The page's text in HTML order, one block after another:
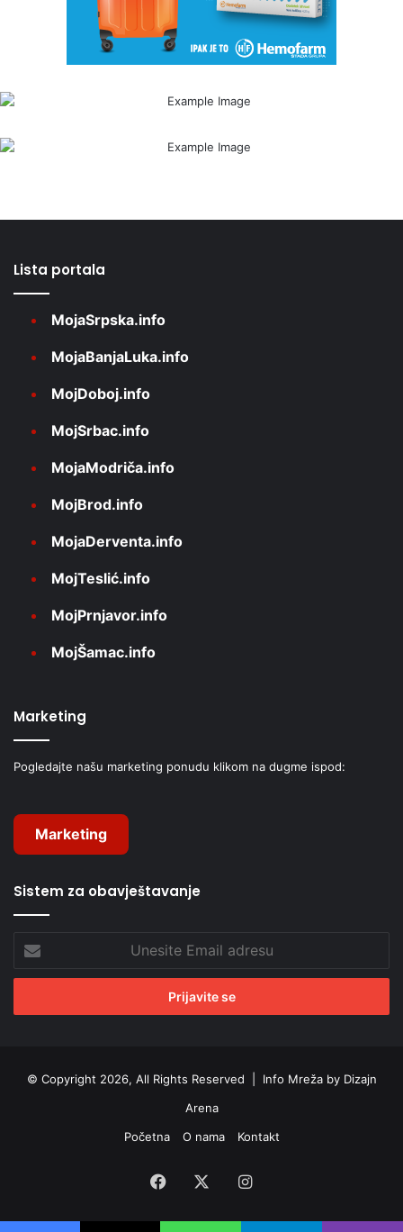
Lista portala
MojaSrpska.info
MojaBanjaLuka.info
MojDoboj.info
MojSrbac.info
MojaModriča.info
MojBrod.info
MojaDerventa.info
MojTeslić.info
MojPrnjavor.info
MojŠamac.info
Marketing
Pogledajte našu marketing ponudu klikom na dugme ispod:
Marketing
Sistem za obavještavanje
Unesite
Email
adresu
© Copyright 2026, All Rights Reserved | Info Mreža by Dizajn
Arena
Početna
O nama Kontakt
Facebook Instagram